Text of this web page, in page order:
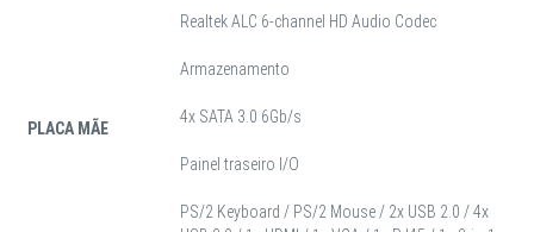
PLACA MÃE
Realtek ALC 6-channel HD Audio Codec
Armazenamento
4x SATA 3.0 6Gb/s
Painel traseiro I/O
PS/2 Keyboard / PS/2 Mouse / 2x USB 2.0 / 4x